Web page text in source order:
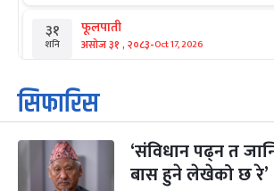
३१
शनि
फूलपाती
असोज ३१ , २०८३-Oct 17, 2026
१
आइत
कार्तिक सङ्क्रान्ति
कार्तिक १, २०८३
३
मंगल
महानवमी
कार्तिक ३, २०८३-Oct 20, 2026
सिफारिस
‘संविधान पढ्न त
बास हुने लेखेको छ रे’